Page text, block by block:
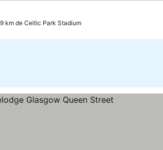
km de Celtic Park Stadium